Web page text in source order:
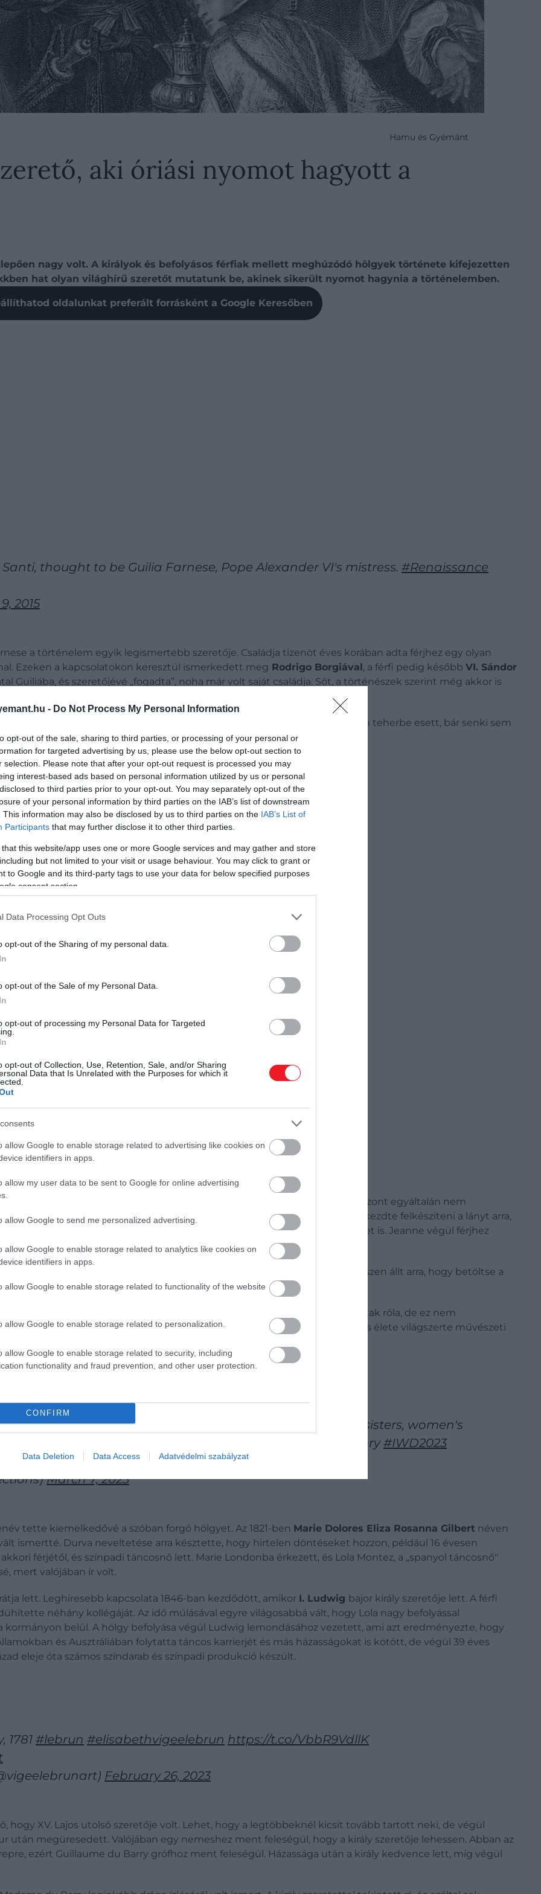
- Do Not Process My Personal Information
opt-out of the sale, sharing to third parties, or processing of your personal or
for targeted advertising by us, please use the below opt-out section to
selection. Please note that after your opt-out request is processed you may
interest-based ads based on personal information utilized by us or personal
to third parties prior to your opt-out. You may separately opt-out of the
of your personal information by third parties on the IAB’s list of downstream
This information may also be disclosed by us to third parties on the IAB’s List of
Participants that may further disclose it to other third parties.
that this website/app uses one or more Google services and may gather and store
but not limited to your visit or usage behaviour. You may click to grant or
to Google and its third-party tags to use your data for below specified purposes
consent section.
Data Processing Opt Outs
opt-out of the Sharing of my personal data.
opt-out of the Sale of my Personal Data.
opt-out of processing my Personal Data for Targeted
opt-out of Collection, Use, Retention, Sale, and/or Sharing
Data that Is Unrelated with the Purposes for which it
allow Google to enable storage related to advertising like cookies on
identifiers in apps.
allow my user data to be sent to Google for online advertising
allow Google to send me personalized advertising.
allow Google to enable storage related to analytics like cookies on
identifiers in apps.
allow Google to enable storage related to functionality of the website
allow Google to enable storage related to personalization.
allow Google to enable storage related to security, including
functionality and fraud prevention, and other user protection.
CONFIRM
Data Deletion Data Access Adatvédelmi szabályzat
Hamu és Gyémánt
aki óriási nyomot hagyott a
nagy volt. A királyok és befolyásos férfiak mellett meghúzódó hölgyek története kifejezetten
hat olyan világhírű szeretőt mutatunk be, akinek sikerült nyomot hagynia a történelemben.
oldalunkat preferált forrásként a Google Keresőben
thought to be Guilia Farnese, Pope Alexander VI's mistress. #Renaissance
2015
a történelem egyik legismertebb szeretője. Családja tizenöt éves korában adta férjhez egy olyan
Ezeken a kapcsolatokon keresztül ismerkedett meg Rodrigo Borgiával, a férfi pedig később VI. Sándor
Guiliába, és szeretőjévé „fogadta”, noha már volt saját családja. Sőt, a történészek szerint még akkor is
ami szöges ellentétben áll a címmel járó cölibátusi fogadalommal.
hogy a bátyjának pozíciót szerezzen a Vatikánban. Guilia 1492-ben teherbe esett, bár senki sem
szájára vette őt a nép, és végül kiesett a pápa kegyeiből.
A bejegyzés megtekintése az Instagramon
de Pompadour (@madame._.de._.pompadour) által megosztott
de Pompadour néven lehet ismert a történelemkönyvekből. Azt viszont egyáltalán nem
A szóban forgó jósnő kijelentéseit hallva Jeanne édesanyja azonnal elkezdte felkészíteni a lányt arra,
szintű oktatása magában foglalta a festészetet, a táncot, és a művészeteket is. Jeanne végül férjhez
udvaroljon.
találkozott a királlyal. Amikor Lajos akkori szeretője meghalt, Jeanne készen állt arra, hogy betöltse a
meghozták a várt eredményt, és 1745-ben hivatalosan is a szeretője lett.
pártfogolta, és a király legjobb barátja lett. Az udvarban gyakran pletykáltak róla, de ez nem
a halálos ágyán is ápolta őt. 1764-ben bekövetkezett halála után képe és élete világszerte művészeti
Lola Montez to Buda Historic House residents the Leviny sisters, women's
day-to-day lives are a central part of early Victorian history #IWD2023
March 7, 2023
tette kiemelkedővé a szóban forgó hölgyet. Az 1821-ben Marie Dolores Eliza Rosanna Gilbert néven
ismertté. Durva neveltetése arra késztette, hogy hirtelen döntéseket hozzon, például 16 évesen
férjétől, és színpadi táncosnő lett. Marie Londonba érkezett, és Lola Montez, a „spanyol táncosnő"
mert valójában ír volt.
lett. Leghíresebb kapcsolata 1846-ban kezdődött, amikor I. Ludwig bajor király szeretője lett. A férfi
néhány kollégáját. Az idő múlásával egyre világosabbá vált, hogy Lola nagy befolyással
belül. A hölgy befolyása végül Ludwig lemondásához vezetett, ami azt eredményezte, hogy
és Ausztráliában folytatta táncos karrierjét és más házasságokat is kötött, de végül 39 éves
eleje óta számos színdarab és színpadi produkció készült.
#lebrun #elisabethvigeelebrun https://t.co/VbbR9VdllK
February 26, 2023
hogy XV. Lajos utolsó szeretője volt. Lehet, hogy a legtöbbeknél kicsit tovább tartott neki, de végül
után megüresedett. Valójában egy nemeshez ment feleségül, hogy a király szeretője lehessen. Abban az
ezért Guillaume du Barry grófhoz ment feleségül. Házassága után a király kedvence lett, míg végül